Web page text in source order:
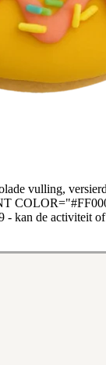
vulling,
- kan de activiteit